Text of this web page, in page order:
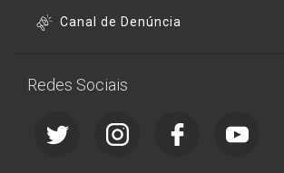
Canal de Denúncia
Redes Sociais